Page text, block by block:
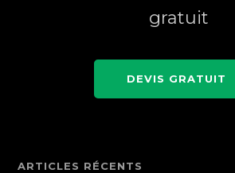
gratuit
DEVIS GRATUIT
ARTICLES RÉCENTS